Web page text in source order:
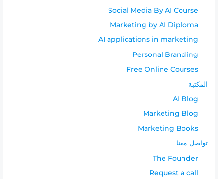
Social Media By AI Course
Marketing by AI Diploma
AI applications in marketing
Personal Branding
Free Online Courses
المكتبة
AI Blog
Marketing Blog
Marketing Books
تواصل معنا
The Founder
Request a call